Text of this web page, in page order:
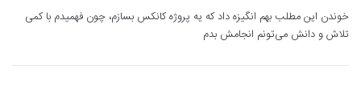
:
خوندن این مطلب بهم انگیزه داد که یه پروژه کانکس بسازم، چون فهمیدم با کمی
تلاش و دانش می‌تونم انجامش بدم